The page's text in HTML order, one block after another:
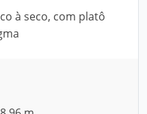
à seco, com platô